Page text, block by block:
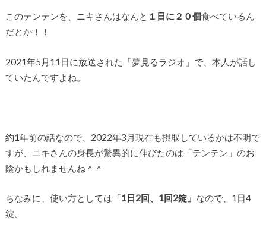
このテンテンを、ニキさんはなんと １日に２０個食べているん
だとか！！
2021年5月11日に放送された「夢見るラジオ」で、本人が話し
ていたんですよね。
約1年前の話なので、2022年3月現在も摂取しているかは不明で
すが、ニキさんの身長が驚異的に伸びたのは「テンテン」のお
陰かもしれませんね＾＾
ちなみに、使い方としては 「1日2回、1回2錠」 なので、1日4
錠。